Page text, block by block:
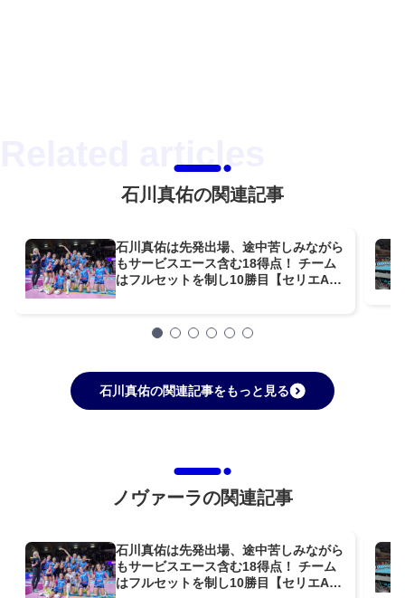
石川真佑の関連記事
石川真佑は先発出場、途中苦しみながら
もサービスエース含む18得点！ チーム
はフルセットを制し10勝目【セリエA女
石川真佑の関連記事をもっと見る
ノヴァーラの関連記事
石川真佑は先発出場、途中苦しみながら
もサービスエース含む18得点！ チーム
はフルセットを制し10勝目【セリエA女